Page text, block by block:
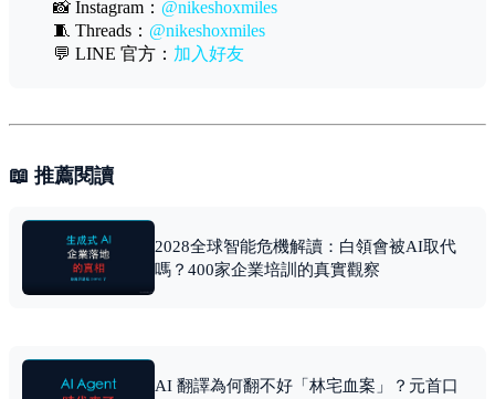
📸 Instagram： @nikeshoxmiles
🧵 Threads： @nikeshoxmiles
💬 LINE 官方： 加入好友
📖 推薦閱讀
2028全球智能危機解讀：白領會被AI取代
嗎？400家企業培訓的真實觀察
AI 翻譯為何翻不好「林宅血案」？元首口